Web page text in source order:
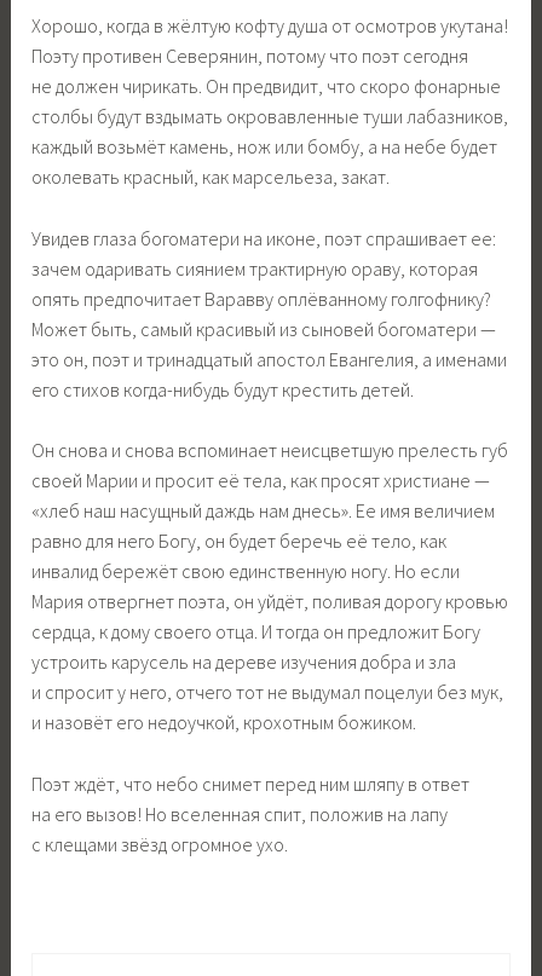
Хорошо, когда в жёлтую кофту душа от осмотров укутана!
Поэту противен Северянин, потому что поэт сегодня
не должен чирикать. Он предвидит, что скоро фонарные
столбы будут вздымать окровавленные туши лабазников,
каждый возьмёт камень, нож или бомбу, а на небе будет
околевать красный, как марсельеза, закат.
Увидев глаза богоматери на иконе, поэт спрашивает ее:
зачем одаривать сиянием трактирную ораву, которая
опять предпочитает Варавву оплёванному голгофнику?
Может быть, самый красивый из сыновей богоматери —
это он, поэт и тринадцатый апостол Евангелия, а именами
его стихов когда-нибудь будут крестить детей.
Он снова и снова вспоминает неисцветшую прелесть губ
своей Марии и просит её тела, как просят христиане —
«хлеб наш насущный даждь нам днесь». Ее имя величием
равно для него Богу, он будет беречь её тело, как
инвалид бережёт свою единственную ногу. Но если
Мария отвергнет поэта, он уйдёт, поливая дорогу кровью
сердца, к дому своего отца. И тогда он предложит Богу
устроить карусель на дереве изучения добра и зла
и спросит у него, отчего тот не выдумал поцелуи без мук,
и назовёт его недоучкой, крохотным божиком.
Поэт ждёт, что небо снимет перед ним шляпу в ответ
на его вызов! Но вселенная спит, положив на лапу
с клещами звёзд огромное ухо.